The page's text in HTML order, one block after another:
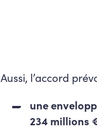
Aussi, l’accord
une
234 millions